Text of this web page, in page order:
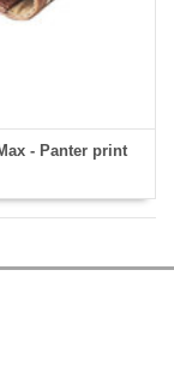
- Panter print